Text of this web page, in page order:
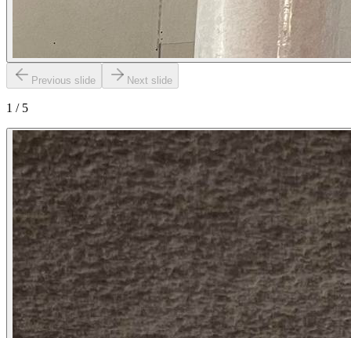
Previous slide Next slide
1 / 5